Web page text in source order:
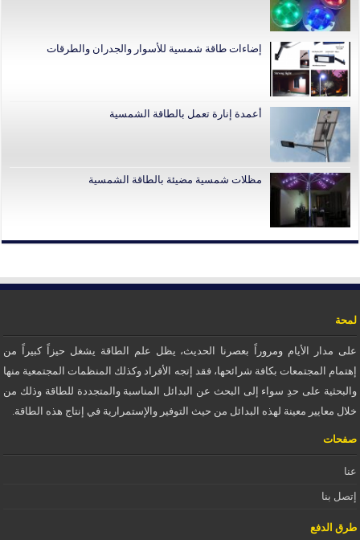
إضاءات طاقة شمسية للأسوار والجدران والطرقات
أعمدة إنارة تعمل بالطاقة الشمسية
مظلات شمسية مضيئة بالطاقة الشمسية
لمحة
على مدار الأيام ومروراً بعصرنا الحديث، يظل علم الطاقة يشغل حيزاً كبيراً من
إهتمام المجتمعات بكافة شرائحها، فقد إتجه الأفراد وكذلك المنظمات المجتمعية منها
والبحثية على حدِ سواء إلى البحث عن البدائل المناسبة والمتجددة للطاقة وذلك من
خلال معايير معينة لهذه البدائل من حيث التوفير والإستمرارية في إنتاج هذه الطاقة.
صفحات
عنا
إتصل بنا
طرق الدفع